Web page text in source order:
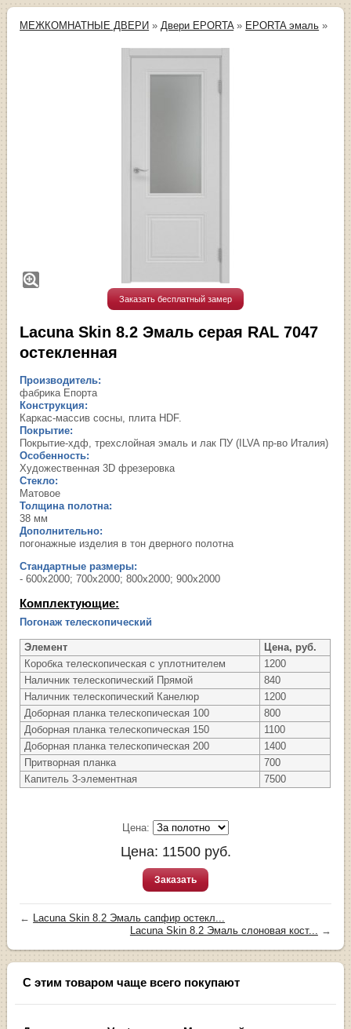
МЕЖКОМНАТНЫЕ ДВЕРИ » Двери EPORTA» EPORTA эмаль »
Заказать бесплатный замер
Lacuna Skin 8.2 Эмаль серая RAL 7047
остекленная
Производитель:
фабрика Епорта
Конструкция:
Каркас-массив сосны, плита HDF.
Покрытие:
Покрытие-хдф, трехслойная эмаль и лак ПУ (ILVA пр-во Италия)
Особенность:
Художественная 3D фрезеровка
Стекло:
Матовое
Толщина полотна:
38 мм
Дополнительно:
погонажные изделия в тон дверного полотна
Стандартные размеры:
- 600х2000; 700х2000; 800х2000; 900х2000
Комплектующие:
Погонаж телескопический
Элемент
Цена, руб.
Коробка телескопическая с уплотнителем
1200
Наличник телескопический Прямой
840
Наличник телескопический Канелюр
1200
Доборная планка телескопическая 100
800
Доборная планка телескопическая 150
1100
Доборная планка телескопическая 200
1400
Притворная планка
700
Капитель 3-элементная
7500
Цена:
Цена: 11500руб.
Заказать
← Lacuna Skin 8.2 Эмаль сапфир остекл...
Lacuna Skin 8.2 Эмаль слоновая кост... →
С этим товаром чаще всего покупают